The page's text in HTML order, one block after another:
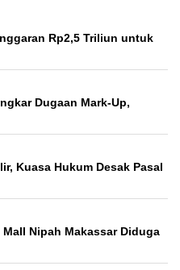
Rp2,5 Triliun untuk
Dugaan Mark-Up,
Kuasa Hukum Desak Pasal
Nipah Makassar Diduga